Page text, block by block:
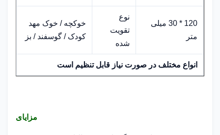
120 * 30 میلی
متر
نوع
تقویت
شده
خوکچه / خوک مهد
کودک / گوسفند / بز
انواع مختلف در صورت نیاز قابل تنظیم است
مزایای